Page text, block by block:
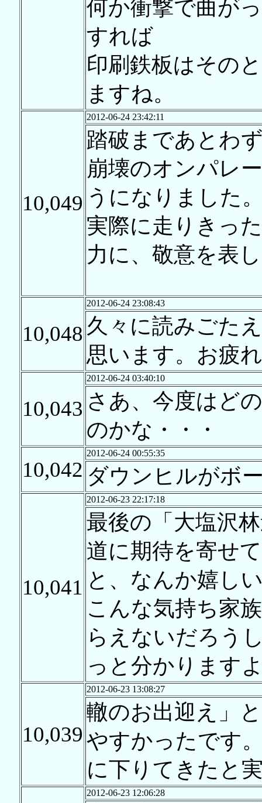
何か衝撃で曲が
すれば
印刷鉄板はその
ますね。
10,049
2012-06-24 23:42:11
踏破まであとわ
崩壊のオンパレ
うになりました
実際に走りきっ
力に、敬意を表
10,048
2012-06-24 23:08:43
久々に読みごた
思います。お疲
10,043
2012-06-24 03:40:10
さあ、今度はど
のかな・・・
10,042
2012-06-24 00:55:35
ダウンヒルがボ
10,041
2012-06-23 22:17:18
最後の「大塩沢
道に期待を寄せ
と、なんか嬉し
こんな気持ち家
らえないだろう
っと分かります
10,039
2012-06-23 13:08:27
轍のお出迎え」
やすかったです
に下りてきたと
2012-06-23 12:06:28